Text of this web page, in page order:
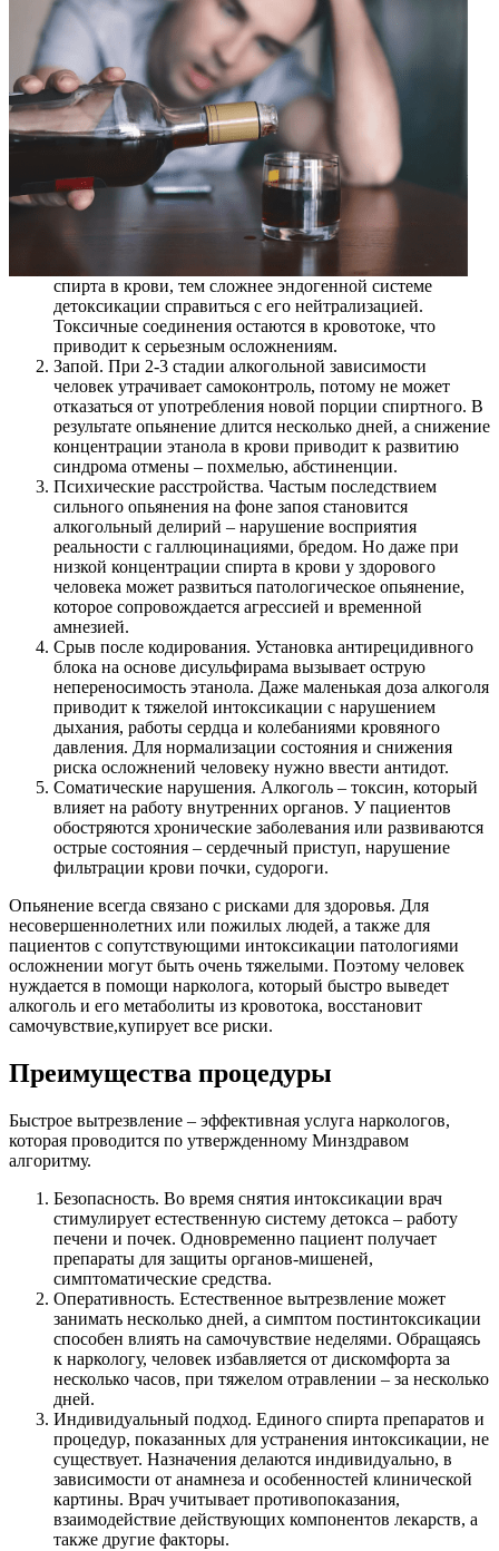
спирта в крови, тем сложнее эндогенной системе
детоксикации справиться с его нейтрализацией.
Токсичные соединения остаются в кровотоке, что
приводит к серьезным осложнениям.
Запой. При 2-3 стадии алкогольной зависимости
человек утрачивает самоконтроль, потому не может
отказаться от употребления новой порции спиртного. В
результате опьянение длится несколько дней, а снижение
концентрации этанола в крови приводит к развитию
синдрома отмены – похмелью, абстиненции.
Психические расстройства. Частым последствием
сильного опьянения на фоне запоя становится
алкогольный делирий – нарушение восприятия
реальности с галлюцинациями, бредом. Но даже при
низкой концентрации спирта в крови у здорового
человека может развиться патологическое опьянение,
которое сопровождается агрессией и временной
амнезией.
Срыв после кодирования. Установка антирецидивного
блока на основе дисульфирама вызывает острую
непереносимость этанола. Даже маленькая доза алкоголя
приводит к тяжелой интоксикации с нарушением
дыхания, работы сердца и колебаниями кровяного
давления. Для нормализации состояния и снижения
риска осложнений человеку нужно ввести антидот.
Соматические нарушения. Алкоголь – токсин, который
влияет на работу внутренних органов. У пациентов
обостряются хронические заболевания или развиваются
острые состояния – сердечный приступ, нарушение
фильтрации крови почки, судороги.
Опьянение всегда связано с рисками для здоровья. Для
несовершеннолетних или пожилых людей, а также для
пациентов с сопутствующими интоксикации патологиями
осложнении могут быть очень тяжелыми. Поэтому человек
нуждается в помощи нарколога, который быстро выведет
алкоголь и его метаболиты из кровотока, восстановит
самочувствие,купирует все риски.
Преимущества процедуры
Быстрое вытрезвление – эффективная услуга наркологов,
которая проводится по утвержденному Минздравом
алгоритму.
Безопасность. Во время снятия интоксикации врач
стимулирует естественную систему детокса – работу
печени и почек. Одновременно пациент получает
препараты для защиты органов-мишеней,
симптоматические средства.
Оперативность. Естественное вытрезвление может
занимать несколько дней, а симптом постинтоксикации
способен влиять на самочувствие неделями. Обращаясь
к наркологу, человек избавляется от дискомфорта за
несколько часов, при тяжелом отравлении – за несколько
дней.
Индивидуальный подход. Единого спирта препаратов и
процедур, показанных для устранения интоксикации, не
существует. Назначения делаются индивидуально, в
зависимости от анамнеза и особенностей клинической
картины. Врач учитывает противопоказания,
взаимодействие действующих компонентов лекарств, а
также другие факторы.